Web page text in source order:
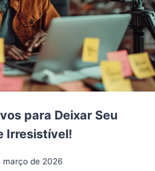
para Deixar Seu
Irresistível!
março de 2026